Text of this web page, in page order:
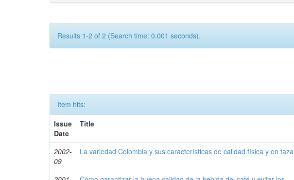
Results 1-2 of 2 (Search time: 0.001 seconds).
Item hits:
Issue
Date
Title
2002-
09
La variedad Colombia y sus características de calidad física y en taza